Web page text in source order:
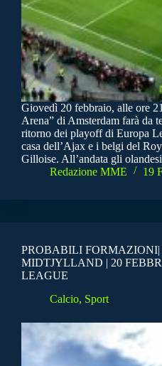
Giovedì 20 febbraio, alle ore
Arena” di Amsterdam farà da
ritorno dei playoff di Europa
casa dell’Ajax e i belgi del
Gilloise. All’andata gli
Redazione MME
19
PROBABILI
MIDTJYLLAND | 20
LEAGUE
Calcio, Sport